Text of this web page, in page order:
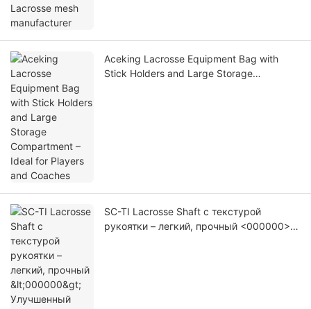
Aceking Lacrosse Equipment Bag with
Stick Holders and Large Storage
SC-TI Lacrosse Shaft с текстурой
рукоятки – легкий, прочный <000000>